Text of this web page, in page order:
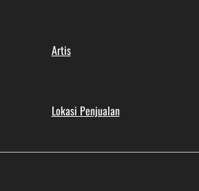
Artis
Lokasi Penjualan